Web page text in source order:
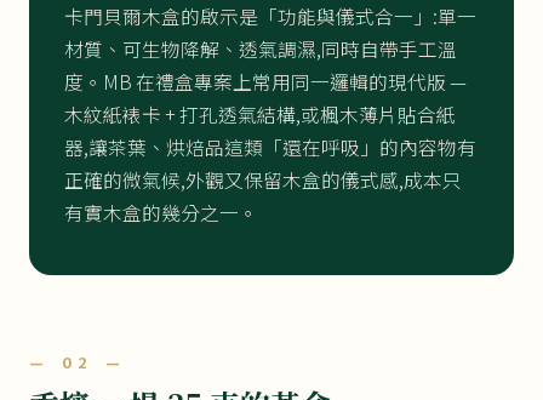
卡門貝爾木盒的啟示是「功能與儀式合一」:單一
材質、可生物降解、透氣調濕,同時自帶手工溫
度。MB 在禮盒專案上常用同一邏輯的現代版 —
木紋紙裱卡 + 打孔透氣結構,或楓木薄片貼合紙
器,讓茶葉、烘焙品這類「還在呼吸」的內容物有
正確的微氣候,外觀又保留木盒的儀式感,成本只
有實木盒的幾分之一。
— 02 —